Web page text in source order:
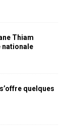
Thiam
nationale
quelques